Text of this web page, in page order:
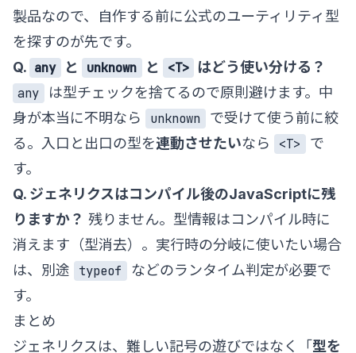
製品なので、自作する前に公式のユーティリティ型
を探すのが先です。
Q. any と unknown と <T> はどう使い分ける？
any
は型チェックを捨てるので原則避けます。中
身が本当に不明なら
unknown
で受けて使う前に絞
る。入口と出口の型を連動させたいなら <T>
で
す。
Q. ジェネリクスはコンパイル後のJavaScriptに残
りますか？ 残りません。型情報はコンパイル時に
消えます（型消去）。実行時の分岐に使いたい場合
は、別途
typeof
などのランタイム判定が必要で
す。
まとめ
ジェネリクスは、難しい記号の遊びではなく「 型を